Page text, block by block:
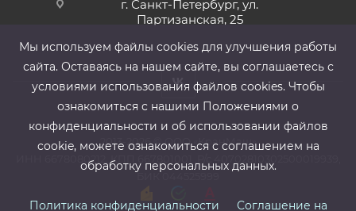
г. Санкт-Петербург, ул.
Партизанская, 25
2013-2026 ©ООО «КранМаш»
ИНН 6678080212, КПП 667801001 ,Р/с 40702810302500019939,
БИК 044525999
Мы используем файлы cооkies для улучшения работы
сайта. Оставаясь на нашем сайте, вы соглашаетесь с
условиями использования файлов cооkies. Чтобы
ознакомиться с нашими Положениями о
конфиденциальности и об использовании файлов
cookie, можете ознакомиться с соглашением на
обработку персональных данных.
Политика конфиденциальности Соглашение на